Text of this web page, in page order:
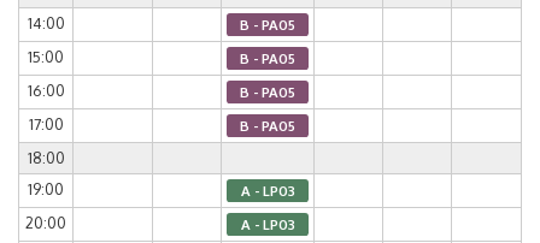
14:00
B - PA05
15:00 B - PA05
16:00 B - PA05
17:00 B - PA05
18:00
19:00
A - LP03
20:00 A - LP03